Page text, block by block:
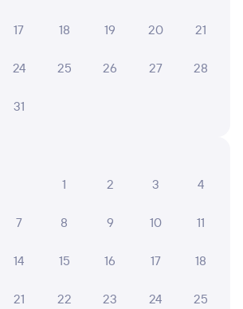
для более удобной работы
17 18 19 20 21
24 25 26 27 28
31
1
2 3 4
7 8 9 10 11
14 15 16 17 18
21 22 23 24 25